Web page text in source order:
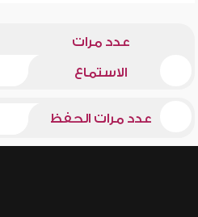
عدد مرات
الاستماع
عدد مرات الحفظ